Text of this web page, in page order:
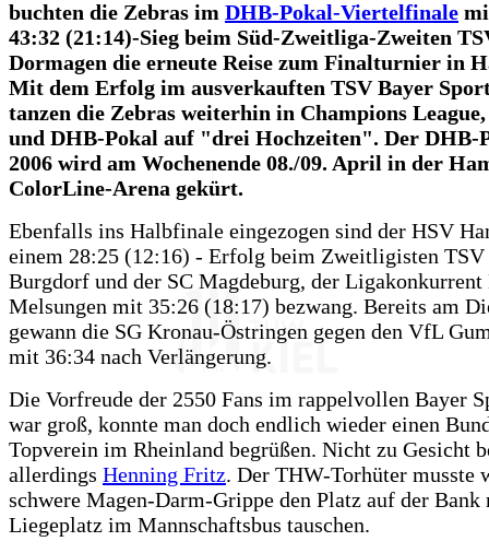
buchten die Zebras im DHB-Pokal-Viertelfinale
43:32 (21:14)-Sieg beim Süd-Zweitliga-Zweiten
Dormagen die erneute Reise zum Finalturnier in
Mit dem Erfolg im ausverkauften TSV Bayer
tanzen die Zebras weiterhin in Champions
und DHB-Pokal auf "drei Hochzeiten". Der DHB-
2006 wird am Wochenende 08./09. April in der
ColorLine-Arena gekürt.
Ebenfalls ins Halbfinale eingezogen sind der HSV
einem 28:25 (12:16) - Erfolg beim Zweitligisten TSV
Burgdorf und der SC Magdeburg, der
Melsungen mit 35:26 (18:17) bezwang. Bereits am
gewann die SG Kronau-Östringen gegen den VfL
mit 36:34 nach Verlängerung.
Die Vorfreude der 2550 Fans im rappelvollen Bayer
war groß, konnte man doch endlich wieder einen
Topverein im Rheinland begrüßen. Nicht zu Gesicht
allerdings Henning Fritz. Der THW-Torhüter musste
schwere Magen-Darm-Grippe den Platz auf der
Liegeplatz im Mannschaftsbus tauschen.